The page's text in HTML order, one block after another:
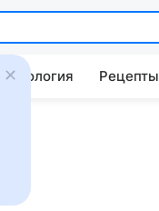
Психология Рецепты